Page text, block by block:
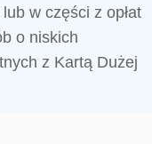
w części z opłat
o niskich
z Kartą Dużej